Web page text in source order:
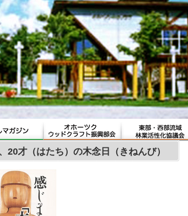
才（はたち）の木念日（きねんび）